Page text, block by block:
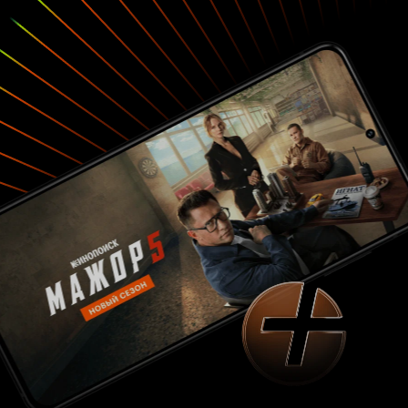
ее наряды и макияж. Однако, не все так
однозначно. Ближе к концу госпожа Чи
раскрывается с новой, не менее интересной
стороны. Браво актрисе и сценаристам,
которые сумели создать настолько целостного
персонажа!Хан Сок-чув исполненииЧу
Джин-мо вышел, возможно, не таким
цепляющим, как его дерзкая партнерша, но не
менее чувственным. Безумно талантливый
фотограф, которому «добрые» люди помогли
опуститься на дно, из-за чего он потерял
буквально все. Нравится, что персонаж в
первую очередь Отец (с большой буквы),
готовый абсолютно на все ради своей дочери,
даже отступить от столь уважаемой им
журналистской этики. Забавно, что с каждым
эпизодом герой все меньше задумывается о
рабочих принципах, но при этом остается
крайне достойным человеком (разве такое
бывает?). Это тот проект, где абсолютно все
второстепенные персонажа вышли
чрезвычайно колоритными, но особенно
сильно запомнились правая рука и протеже Чи
Ен-ми